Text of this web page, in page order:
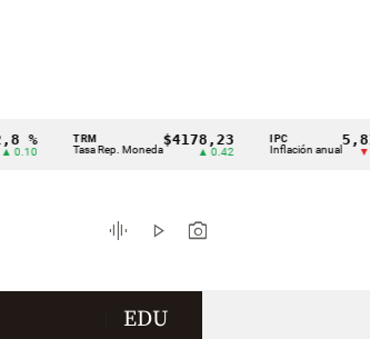
Cintillo
indicadores
económicos
Tasa Rep. Moneda
$4178,23
▲ 0.42 Inflación anual
5,81 %
▼ 0.12
graphic_eq play_arrow photo_camera
EDU